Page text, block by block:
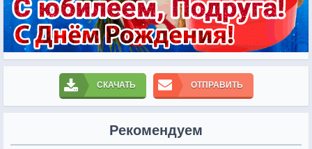
СКАЧАТЬ ОТПРАВИТЬ
Рекомендуем